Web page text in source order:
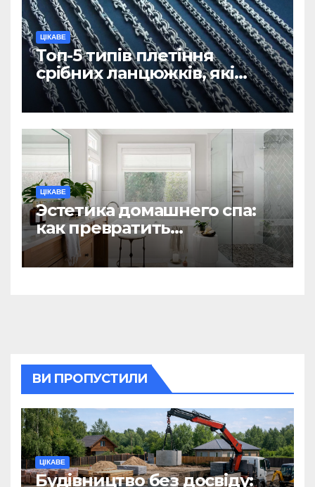
ЦІКАВЕ
Топ-5 типів плетіння
срібних ланцюжків, які
вважаються
найнадійнішими
ЦІКАВЕ
Эстетика домашнего спа:
как превратить
ежедневную гигиену в
восстанавливающий
ВИ ПРОПУСТИЛИ
ЦІКАВЕ
Будівництво без досвіду: